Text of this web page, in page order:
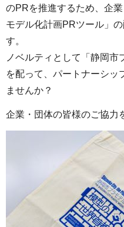
のPRを推進するため、企
モデル化計画PRツール」
す。
ノベルティとして「静岡市
を配って、パートナーシッ
ませんか？
企業・団体の皆様のご協力